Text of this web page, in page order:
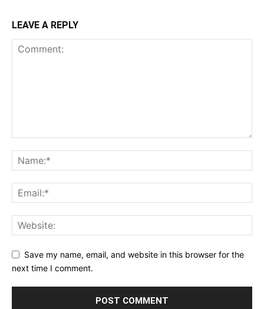
LEAVE A REPLY
Save my name, email, and website in this browser for the
next time I comment.